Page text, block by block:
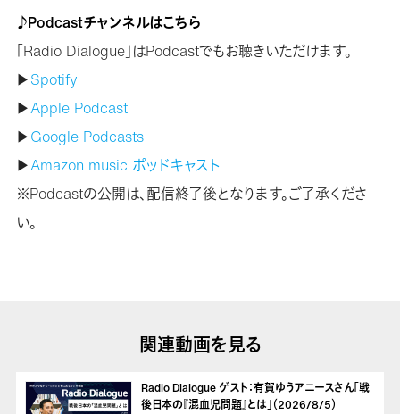
♪Podcastチャンネルはこちら
「Radio Dialogue」はPodcastでもお聴きいただけます。
▶Spotify
▶Apple Podcast
▶Google Podcasts
▶Amazon music ポッドキャスト
※Podcastの公開は、配信終了後となります。ご了承くださ
い。
関連動画を見る
Radio Dialogue ゲスト：有賀ゆうアニースさん「戦
後日本の『混血児問題』とは」（2026/8/5）